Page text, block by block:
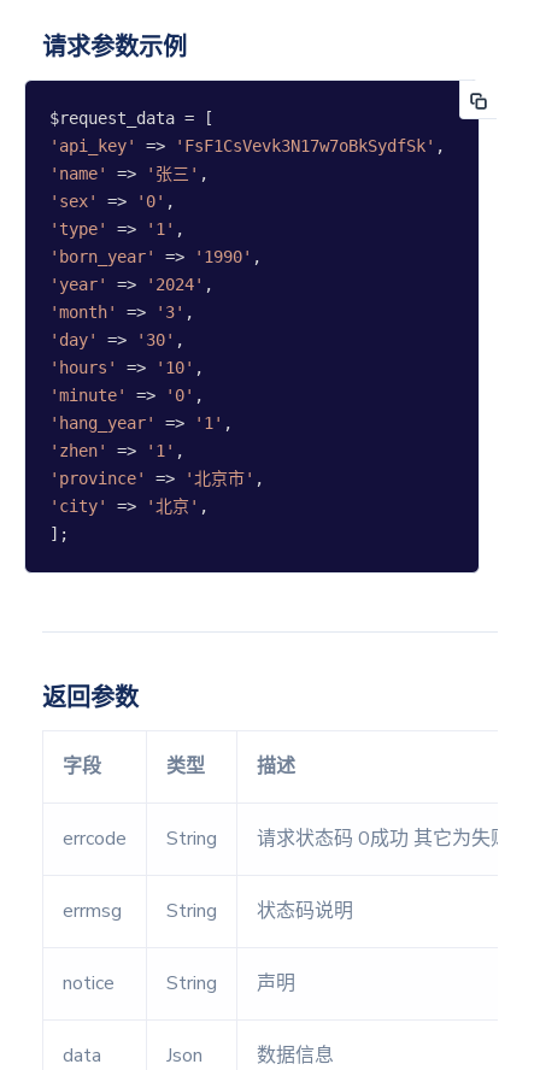
字测
请求参数示例
'api_key'
=> 'FsF1CsVevk3N17w7oBkSydfSk'
'name'
=> '张三'
'sex'
=> '0'
'type'
=> '1'
'born_year'
=> '1990'
'year'
=> '2024'
'month'
=> '3'
'day'
=> '30'
'hours'
=> '10'
'minute'
=> '0'
'hang_year'
=> '1'
'zhen'
=> '1'
'province'
=> '北京市'
'city'
=> '北京' ,
];
返回参数
字段 类型 描述
errcode String 请求状态码 0成功 其它为失败
errmsg String 状态码说明
notice String 声明
data Json 数据信息